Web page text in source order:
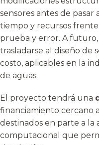
sensores antes de
tiempo y recursos
prueba y error. A
trasladarse al diseño de
costo, aplicables en la
de aguas.
El proyecto tendrá una
financiamiento cercano
destinados en parte a
computacional que